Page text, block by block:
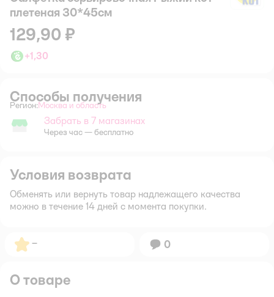
плетеная 30*45см
129,90 ₽
+1,30
Способы получения
Регион: Выбор адреса доставки.
Москва и область
Забрать в магазине
Забрать в 7 магазинах
Через час — бесплатно
Условия возврата
Обменять или вернуть товар надлежащего качества
можно в течение 14 дней с момента покупки.
Рейтинг:
– Вопросов:
0
О товаре